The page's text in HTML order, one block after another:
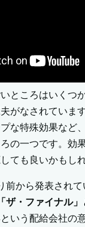
ところはいくつ
がなされていま
な特殊効果など
の一つです。効
ても良いかもしれ
前から発表され
「ザ・ファイナル
いう配給会社の